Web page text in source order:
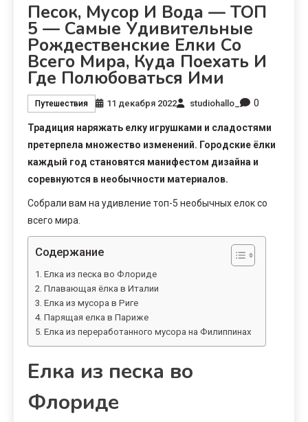
Песок, Мусор И Вода — ТОП
5 — Самые Удивительные
Рождественские Елки Со
Всего Мира, Куда Поехать И
Где Полюбоваться Ими
Путешествия 11 декабря 2022 studiohallo_ 0
Традиция наряжать елку игрушками и сладостями
претерпела множество изменений. Городские ёлки
каждый год становятся манифестом дизайна и
соревнуются в необычности материалов.
Собрали вам на удивление топ-5 необычных елок со
всего мира.
Содержание
Елка из песка во Флориде
Плавающая ёлка в Италии
Елка из мусора в Риге
Парящая елка в Париже
Елка из переработанного мусора на Филиппинах
Елка из песка во
Флориде